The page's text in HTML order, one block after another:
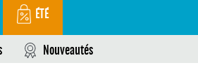
ÉTÉ
Nouveautés